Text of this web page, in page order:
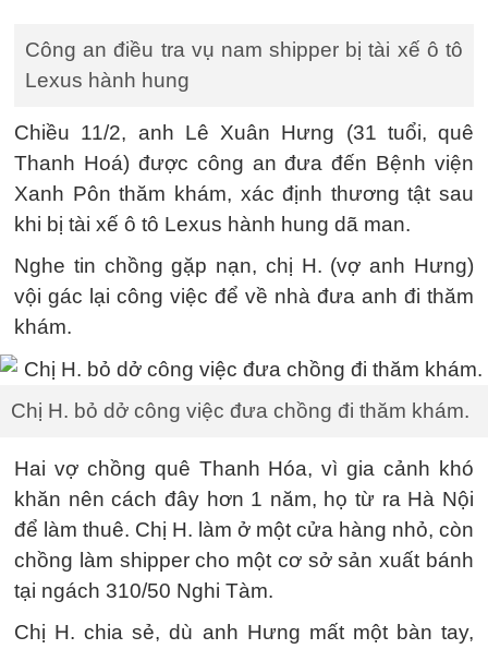
Công an điều tra vụ nam shipper bị tài xế ô tô
Lexus hành hung
Chiều 11/2, anh Lê Xuân Hưng (31 tuổi, quê
Thanh Hoá) được công an đưa đến Bệnh viện
Xanh Pôn thăm khám, xác định thương tật sau
khi bị tài xế ô tô Lexus hành hung dã man.
Nghe tin chồng gặp nạn, chị H. (vợ anh Hưng)
vội gác lại công việc để về nhà đưa anh đi thăm
khám.
Chị H. bỏ dở công việc đưa chồng đi thăm khám.
Hai vợ chồng quê Thanh Hóa, vì gia cảnh khó
khăn nên cách đây hơn 1 năm, họ từ ra Hà Nội
để làm thuê. Chị H. làm ở một cửa hàng nhỏ, còn
chồng làm shipper cho một cơ sở sản xuất bánh
tại ngách 310/50 Nghi Tàm.
Chị H. chia sẻ, dù anh Hưng mất một bàn tay,